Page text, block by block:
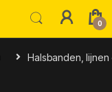
0
Halsbanden,